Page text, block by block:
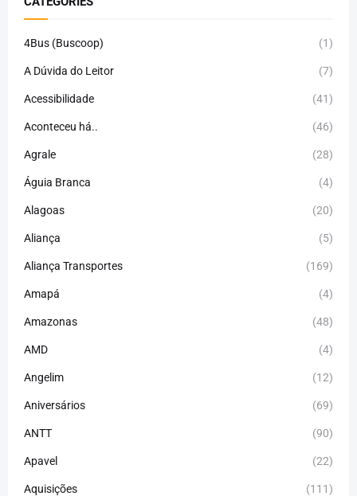
4Bus (Buscoop) (1)
A Dúvida do Leitor (7)
Acessibilidade (41)
Aconteceu há.. (46)
Agrale (28)
Águia Branca (4)
Alagoas (20)
Aliança (5)
Aliança Transportes (169)
Amapá (4)
Amazonas (48)
AMD (4)
Angelim (12)
Aniversários (69)
ANTT (90)
Apavel (22)
Aquisições (111)